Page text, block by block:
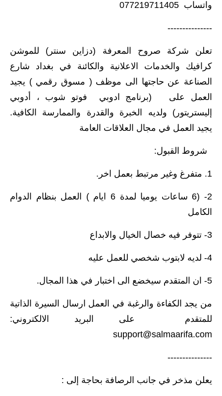
واتساب 077219711405
---------------
تعلن شركة صروح المعرفة (دزاين سنتر) للموشن
كرافيك والخدمات الاعلانية والكائنة في بغداد شارع
الصناعة عن حاجتها الى موظف ( مسوق رقمي ) يجيد
العمل على (برنامج ادوبي فوتو شوب ، أدوبي
إليستريتور) ولديه الخبرة والقدرة والممارسة الكافية.
يجيد العمل في مجال العلاقات العامة
شروط القبول:
1. متفرغ وغير مرتبط بعمل اخر.
2- (6 ساعات يوميا لمدة 6 ايام ) العمل بنظام الدوام
الكامل
3- تتوفر فيه خصال الخيال والابداع
4- لديه لابتوب شخصي للعمل عليه
5- ان المتقدم سيخضع الى اختبار في هذا المجال.
من يجد الكفاءة والرغبة في العمل ارسال السيرة الذاتية
للمتقدم على البريد الالكتروني:
support@salmaarifa.com
---------------
يعلن مذخر في جانب الرصافة بحاجة إلى :